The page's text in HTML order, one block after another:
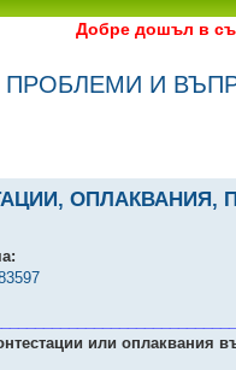
Добре дошъл в
ПРОБЛЕМИ И
или оплаквания